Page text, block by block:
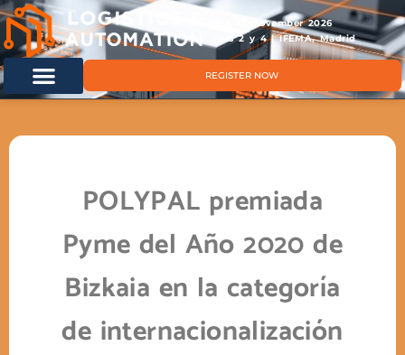
11 & 12 November 2026
Hals 2 y 4 | IFEMA, Madrid
REGISTER NOW
POLYPAL premiada
Pyme del Año 2020 de
Bizkaia en la categoría
de internacionalización